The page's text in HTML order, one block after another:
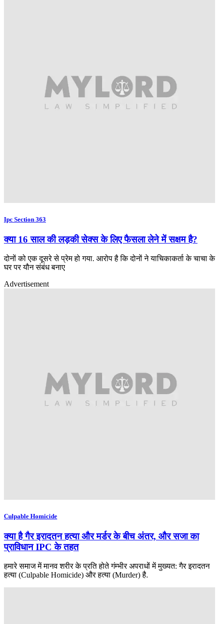
Ipc Section 363
क्या 16 साल की लड़की सेक्स के लिए फैसला लेने में सक्षम है?
दोनों को एक दूसरे से प्रेम हो गया. आरोप है कि दोनों ने याचिकाकर्ता के चाचा के
घर पर यौन संबंध बनाए
Advertisement
Culpable Homicide
क्या है गैर इरादतन हत्या और मर्डर के बीच अंतर, और सजा का
प्राविधान IPC के तहत
हमारे समाज में मानव शरीर के प्रति होते गंम्भीर अपराधों में मुख्यत: गैर इरादतन
हत्या (Culpable Homicide) और हत्या (Murder) है.